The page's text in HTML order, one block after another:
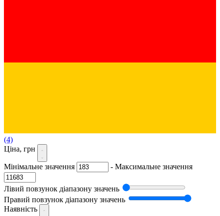
(4)
Ціна, грн
Мінімальне значення - Максимальне значення
Лівий повзунок діапазону значень
Правий повзунок діапазону значень
Наявність